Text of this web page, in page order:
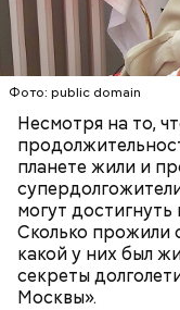
Фото: public domain
Несмотря на то,
планете жили и
могут достигнуть
Сколько прожили
какой у них был
секреты
Москвы».
Фото: public domain
ПЕНСИОНЕРЫ
РЕКОРДЫ